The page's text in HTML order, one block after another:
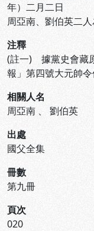
年）二月二日
周亞南、劉伯英二人
注釋
(註一) 據黨史會藏
報」第四號大元帥令
相關人名
周亞南 、 劉伯英
出處
國父全集
冊數
第九冊
頁次
020